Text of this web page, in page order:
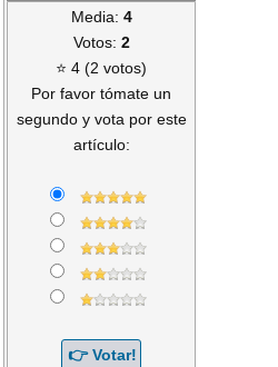
Media: 4
Votos: 2
⭐ 4 (2 votos)
Por favor tómate un
segundo y vota por este
artículo: